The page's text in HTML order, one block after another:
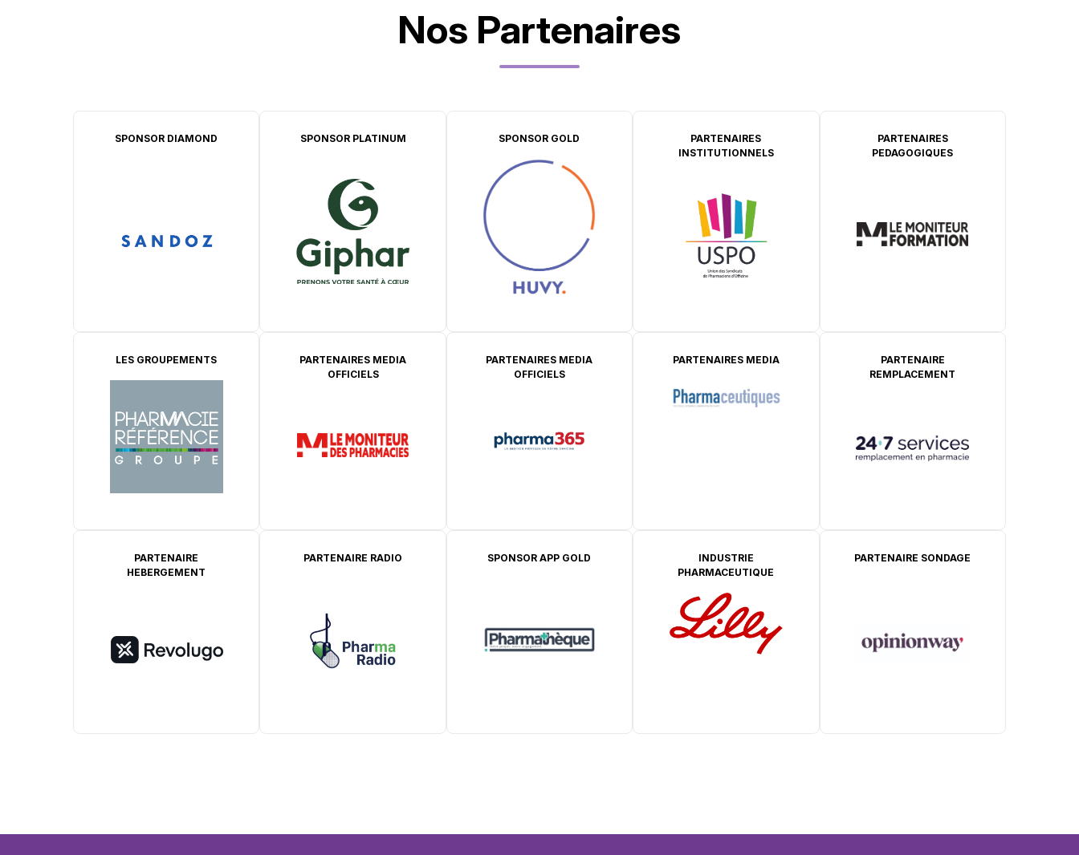
Nos Partenaires
SPONSOR DIAMOND SPONSOR PLATINUM SPONSOR GOLD
PARTENAIRES
INSTITUTIONNELS
PARTENAIRES
PEDAGOGIQUES
LES GROUPEMENTS
PARTENAIRES MEDIA
OFFICIELS
PARTENAIRES MEDIA
OFFICIELS
PARTENAIRES MEDIA
PARTENAIRE
REMPLACEMENT
PARTENAIRE
HEBERGEMENT
PARTENAIRE RADIO SPONSOR APP GOLD
INDUSTRIE
PHARMACEUTIQUE
PARTENAIRE SONDAGE